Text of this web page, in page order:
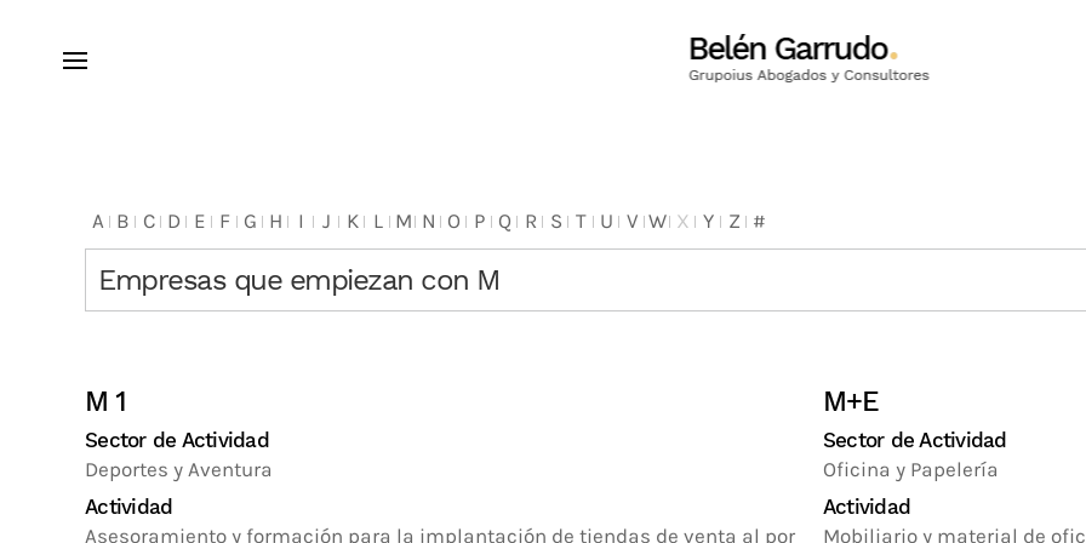
A B C D E F G H I J K L M N O P Q R S T U V W X Y Z #
Empresas que empiezan con M
M 1
Sector de Actividad
Deportes y Aventura
Actividad
Asesoramiento y formación para la implantación de tiendas de venta al por
M+E
Sector de Actividad
Oficina y Papelería
Actividad
Mobiliario y material de